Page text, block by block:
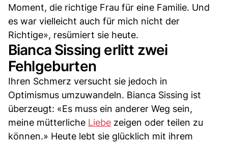
Moment, die richtige Frau für eine Familie. Und
es war vielleicht auch für mich nicht der
Richtige», resümiert sie heute.
Bianca Sissing erlitt zwei
Fehlgeburten
Ihren Schmerz versucht sie jedoch in
Optimismus umzuwandeln. Bianca Sissing ist
überzeugt: «Es muss ein anderer Weg sein,
meine mütterliche Liebe zeigen oder teilen zu
können.» Heute lebt sie glücklich mit ihrem